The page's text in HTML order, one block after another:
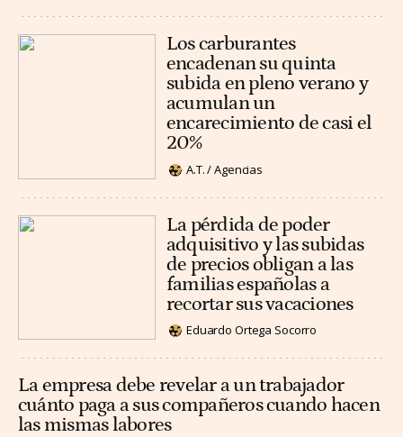
Los carburantes
encadenan su quinta
subida en pleno verano y
acumulan un
encarecimiento de casi el
20%
A.T. / Agencias
La pérdida de poder
adquisitivo y las subidas
de precios obligan a las
familias españolas a
recortar sus vacaciones
Eduardo Ortega Socorro
La empresa debe revelar a un trabajador
cuánto paga a sus compañeros cuando hacen
las mismas labores